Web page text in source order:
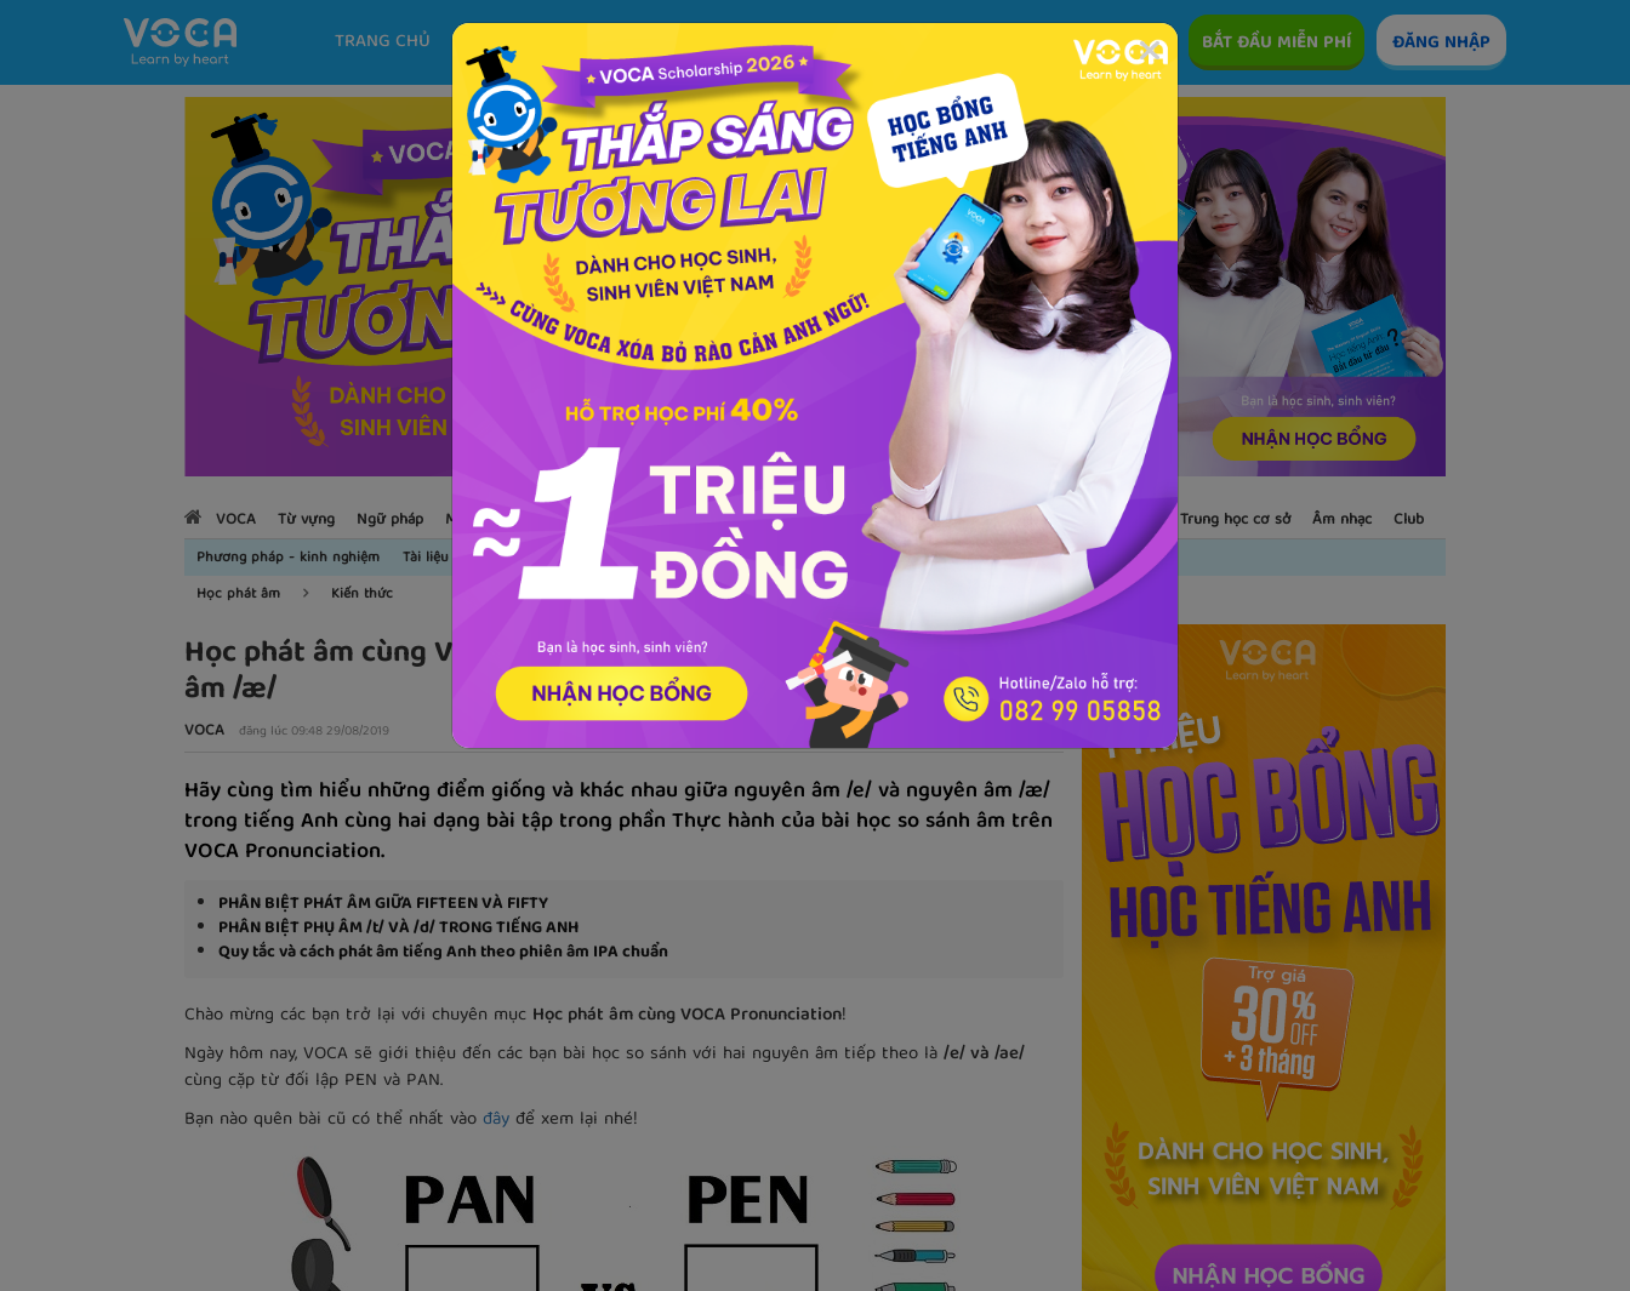
ĐĂNG NHẬP
BẮT ĐẦU MIỄN PHÍ
XEM THÊM
PREMIUM
PHƯƠNG PHÁP
KHÓA HỌC
TRANG CHỦ
VOCA Từ vựng Ngữ pháp Mẫu câu Học phát âm Giao tiếp Luyện viết Phổ thông Luyện nói TOEIC IELTS Trẻ em Trung học cơ sở Âm nhạc Club
Phương pháp - kinh nghiệm Tài liệu học
Kiến thức
Học phát âm
Kiến thức
Học phát âm cùng VOCA Pronunciation: Nguyên âm /e/ và nguyên
âm /æ/
VOCA đăng lúc 09:48 29/08/2019
Hãy cùng tìm hiểu những điểm giống và khác nhau giữa nguyên âm /e/ và nguyên âm /æ/
trong tiếng Anh cùng hai dạng bài tập trong phần Thực hành của bài học so sánh âm trên
VOCA Pronunciation.
PHÂN BIỆT PHÁT ÂM GIỮA FIFTEEN️ VÀ FIFTY
PHÂN BIỆT PHỤ ÂM /t/ VÀ /d/ TRONG TIẾNG ANH
Quy tắc và cách phát âm tiếng Anh theo phiên âm IPA chuẩn
Chào mừng các bạn trở lại với chuyên mục Học phát âm cùng VOCA Pronunciation!
Ngày hôm nay, VOCA sẽ giới thiệu đến các bạn bài học so sánh với hai nguyên âm tiếp theo là/e/ và /ae/
cùng cặp từ đối lập PEN và PAN.
Bạn nào quên bài cũ có thể nhất vàođâyđể xem lại nhé!